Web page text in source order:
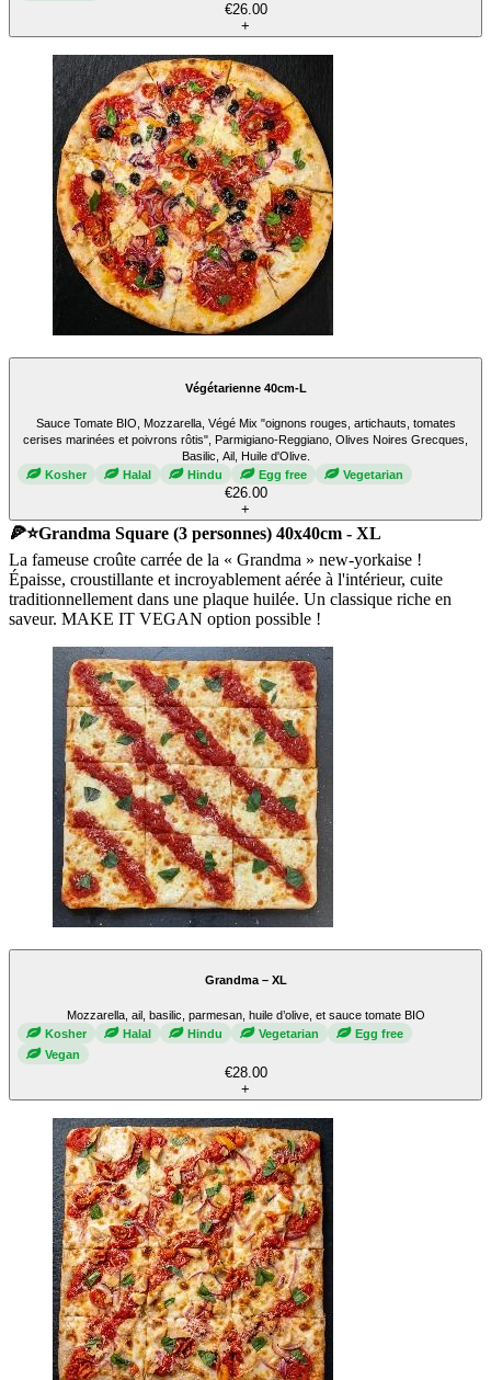
€26.00
+
Végétarienne 40cm-L
Sauce Tomate BIO, Mozzarella, Végé Mix "oignons rouges, artichauts, tomates
cerises marinées et poivrons rôtis", Parmigiano-Reggiano, Olives Noires Grecques,
Basilic, Ail, Huile d'Olive.
Kosher
Halal Hindu Egg free Vegetarian
€26.00
+
🍕⭐Grandma Square (3 personnes) 40x40cm - XL
La fameuse croûte carrée de la « Grandma » new-yorkaise !
Épaisse, croustillante et incroyablement aérée à l'intérieur, cuite
traditionnellement dans une plaque huilée. Un classique riche en
saveur. MAKE IT VEGAN option possible !
Grandma – XL
Mozzarella, ail, basilic, parmesan, huile d’olive, et sauce tomate BIO
Kosher
Halal Hindu Vegetarian
Egg free
Vegan
€28.00
+